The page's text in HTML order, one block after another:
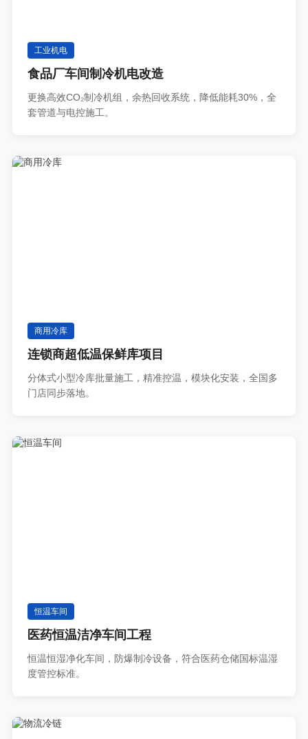
工业机电
食品厂车间制冷机电改造
更换高效CO₂制冷机组，余热回收系统，降低能耗30%，全
套管道与电控施工。
商用冷库
连锁商超低温保鲜库项目
分体式小型冷库批量施工，精准控温，模块化安装，全国多
门店同步落地。
恒温车间
医药恒温洁净车间工程
恒温恒湿净化车间，防爆制冷设备，符合医药仓储国标温湿
度管控标准。